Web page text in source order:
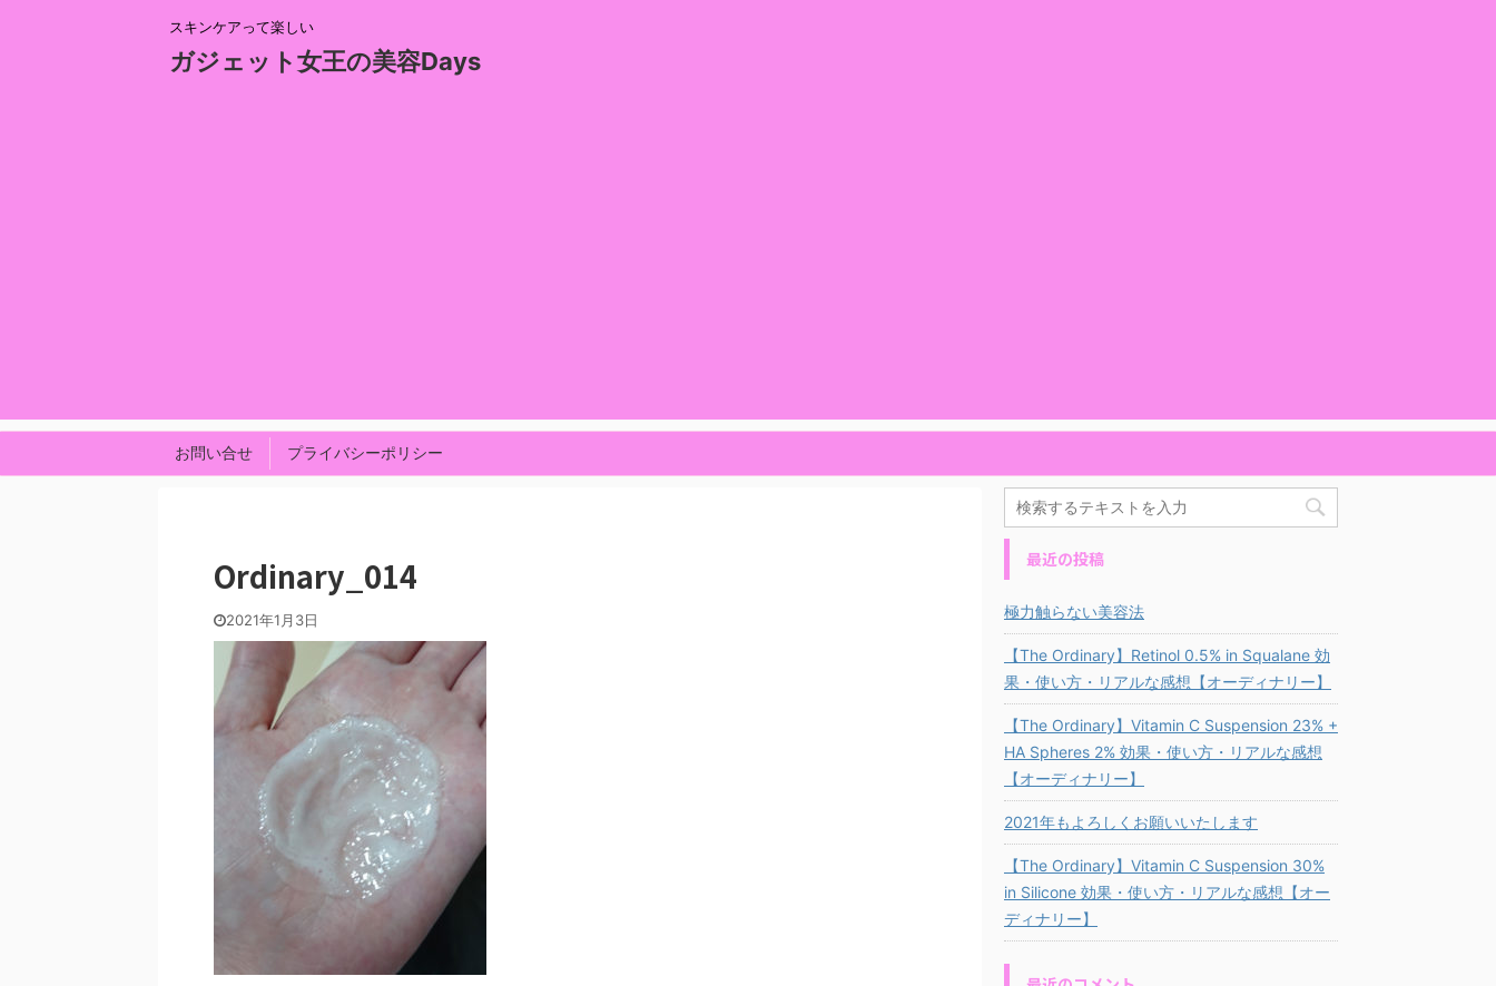
スキンケアって楽しい
ガジェット女王の美容Days
お問い合せ プライバシーポリシー
Ordinary_014
2021年1月3日
最近の投稿
極力触らない美容法
【The Ordinary】Retinol 0.5% in Squalane 効
果・使い方・リアルな感想【オーディナリー】
【The Ordinary】Vitamin C Suspension 23% +
HA Spheres 2% 効果・使い方・リアルな感想
【オーディナリー】
2021年もよろしくお願いいたします
【The Ordinary】Vitamin C Suspension 30%
in Silicone 効果・使い方・リアルな感想【オー
ディナリー】